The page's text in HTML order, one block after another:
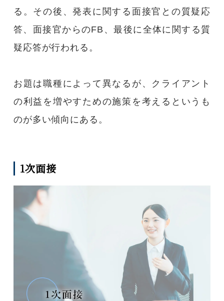
る。その後、発表に関する面接官との質疑応
答、面接官からのFB、最後に全体に関する質
疑応答が行われる。
お題は職種によって異なるが、クライアント
の利益を増やすための施策を考えるというも
のが多い傾向にある。
1次面接